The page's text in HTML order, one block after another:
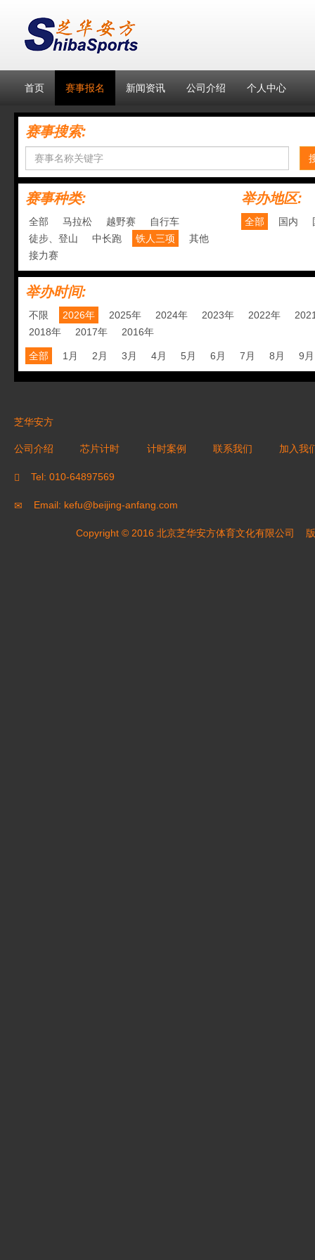
首页 赛事报名 新闻资讯 公司介绍 个人中心
赛事搜索:
赛事种类:
全部 马拉松 越野赛
自行车
徒步、登山
中长跑 铁人三项
其他
接力赛
举办地区:
全部 国内
举办时间:
不限 2026年 2025年 2024年 2023年 2022年
2018年
2017年 2016年
全部 1月 2月 3月 4月 5月 6月 7月 8月 9月
芝华安方
公司介绍 芯片计时 计时案例 联系我们 加入我
Tel: 010-64897569
Email: kefu@beijing-anfang.com
Copyright © 2016 北京芝华安方体育文化有限公司